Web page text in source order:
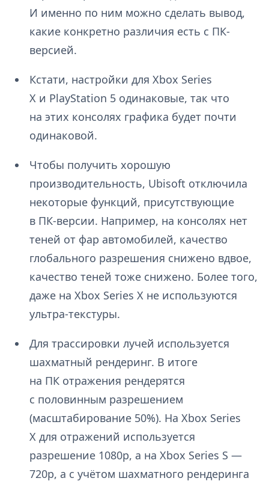
И именно по ним можно сделать вывод,
какие конкретно различия есть с ПК-
версией.
Кстати, настройки для Xbox Series
X и PlayStation 5 одинаковые, так что
на этих консолях графика будет почти
одинаковой.
Чтобы получить хорошую
производительность, Ubisoft отключила
некоторые функций, присутствующие
в ПК-версии. Например, на консолях нет
теней от фар автомобилей, качество
глобального разрешения снижено вдвое,
качество теней тоже снижено. Более того,
даже на Xbox Series X не используются
ультра-текстуры.
Для трассировки лучей используется
шахматный рендеринг. В итоге
на ПК отражения рендерятся
с половинным разрешением
(масштабирование 50%). На Xbox Series
X для отражений используется
разрешение 1080p, а на Xbox Series S —
720p, а с учётом шахматного рендеринга